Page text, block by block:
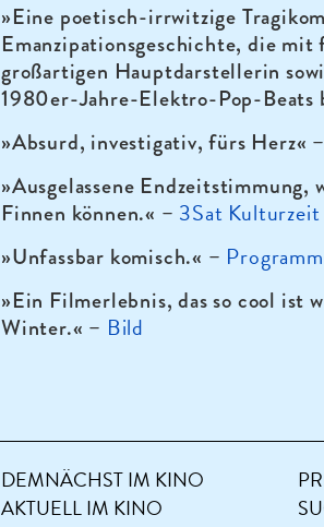
»Eine poetisch-irrwitzige
Emanzipationsgeschichte, die
großartigen Hauptdarstellerin
1980er-Jahre-Elektro-Pop-Beats
»Absurd, investigativ, fürs Herz« –
»Ausgelassene Endzeitstimmung,
Finnen können.« – 3Sat Kulturzeit
»Unfassbar komisch.« –
»Ein Filmerlebnis, das so cool ist
Winter.« – Bild
DEMNÄCHST IM KINO
AKTUELL IM KINO